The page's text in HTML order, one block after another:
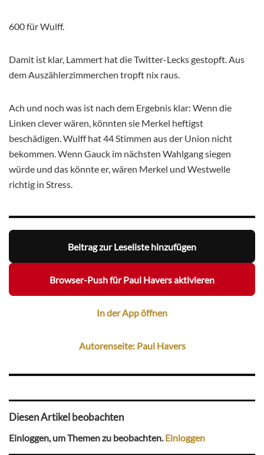
600 für Wulff.
Damit ist klar, Lammert hat die Twitter-Lecks gestopft. Aus
dem Auszählerzimmerchen tropft nix raus.
Ach und noch was ist nach dem Ergebnis klar: Wenn die
Linken clever wären, könnten sie Merkel heftigst
beschädigen. Wulff hat 44 Stimmen aus der Union nicht
bekommen. Wenn Gauck im nächsten Wahlgang siegen
würde und das könnte er, wären Merkel und Westwelle
richtig in Stress.
Beitrag zur Leseliste hinzufügen
Browser-Push für Paul Havers aktivieren
In der App öffnen
Autorenseite: Paul Havers
Diesen Artikel beobachten
Einloggen, um Themen zu beobachten.Einloggen